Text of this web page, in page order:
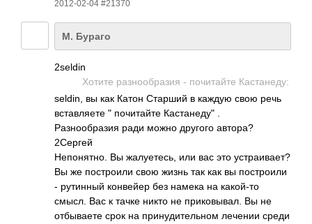
2012-02-04 #21370
М. Бураго
2seldin
Хотите разн­ообр­азия - почи­тайте Каст­анеду:
seldin, вы как Катон Старший в каждую свою речь
вста­вляете " почи­тайте Кастанеду" .
Разн­ообр­азия ради можно другого автора?
2Сергей
Непо­нятно. Вы жалу­етесь, или вас это устр­аива­ет?
Вы же пост­роили свою жизнь так как вы пост­роили
- рути­нный конв­ейер без намека на како­й-то
смысл. Вас к тачке никто не прик­овыв­ал. Вы не
отбы­ваете срок на прин­удит­ельном лечении среди